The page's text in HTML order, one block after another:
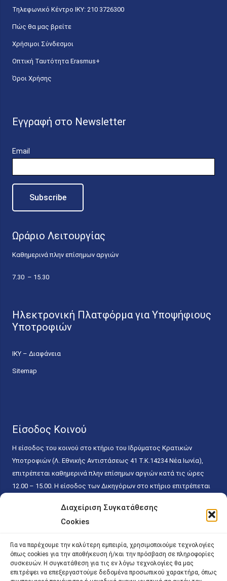
Διαχείριση Συγκατάθεσης
Cookies
Για να παρέχουμε την καλύτερη εμπειρία, χρησιμοποιούμε τεχνολογίες
όπως cookies για την αποθήκευση ή/και την πρόσβαση σε πληροφορίες
συσκευών. Η συγκατάθεση για τις εν λόγω τεχνολογίες θα μας
επιτρέψει να επεξεργαστούμε δεδομένα προσωπικού χαρακτήρα, όπως
Τηλεφωνικό Κέντρο IKY: 210 3726300
Πώς θα μας βρείτε
Χρήσιμοι Σύνδεσμοι
Οπτική Ταυτότητα Erasmus+
Όροι Χρήσης
Εγγραφή στο Newsletter
Email
Ωράριο Λειτουργίας
Καθημερινά πλην επίσημων αργιών
7.30 – 15.30
Ηλεκτρονική Πλατφόρμα για Υποψήφιους
Υποτροφιών
ΙΚΥ – Διαφάνεια
Sitemap
Είσοδος Κοινού
Η είσοδος του κοινού στο κτήριο του Ιδρύματος Κρατικών
Υποτροφιών (Λ. Εθνικής Αντιστάσεως 41 T.K.14234 Νέα Ιωνία),
επιτρέπεται καθημερινά πλην επίσημων αργιών κατά τις ώρες
12.00 – 15.00. Η είσοδος των Δικηγόρων στο κτήριο επιτρέπεται
κάθε εργάσιμη ημέρα και ώρα χωρίς κανέναν χρονικό ή άλλο
περιορισμό. Η είσοδος του κοινού ειδικά στο γραφείο του
15.00. Η εξυπηρέτηση του κοινού πραγματοποιείται βάσει των
παγίων ισχυουσών διατάξεων. Για την αποφυγή συνωστισμού
εντός του εσωτερικού χώρου εξυπηρέτησης και αναμονής του